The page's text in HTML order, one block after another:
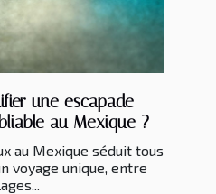
une escapade
au Mexique ?
au Mexique séduit tous
voyage unique, entre